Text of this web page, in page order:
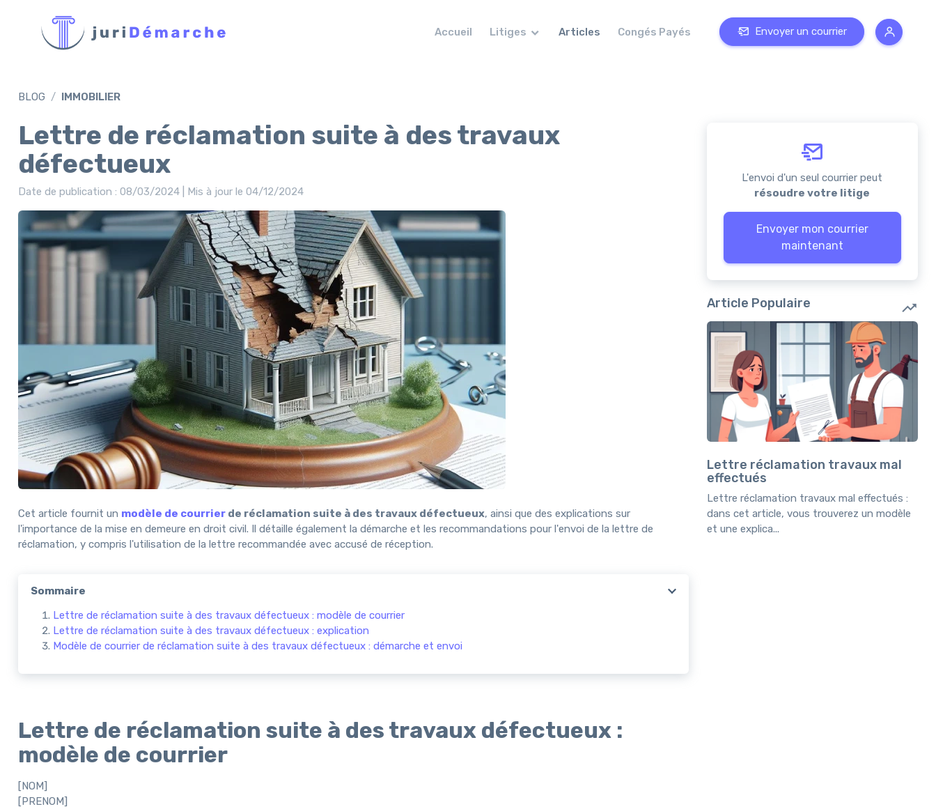
Accueil Litiges Articles Congés Payés Envoyer un courrier
BLOG IMMOBILIER
Lettre de réclamation suite à des travaux
défectueux
Date de publication : 08/03/2024 | Mis à jour le 04/12/2024
Cet article fournit un modèle de courrier de réclamation suite à des travaux défectueux, ainsi que des explications sur
l'importance de la mise en demeure en droit civil. Il détaille également la démarche et les recommandations pour l'envoi de la lettre de
réclamation, y compris l'utilisation de la lettre recommandée avec accusé de réception.
Sommaire
Lettre de réclamation suite à des travaux défectueux : modèle de courrier
Lettre de réclamation suite à des travaux défectueux : explication
Modèle de courrier de réclamation suite à des travaux défectueux : démarche et envoi
Lettre de réclamation suite à des travaux défectueux :
modèle de courrier
[NOM]
[PRENOM]
L'envoi d'un seul courrier peut
résoudre votre litige
Envoyer mon courrier
maintenant
Article Populaire
Lettre réclamation travaux mal
effectués
Lettre réclamation travaux mal effectués :
dans cet article, vous trouverez un modèle
et une explica...